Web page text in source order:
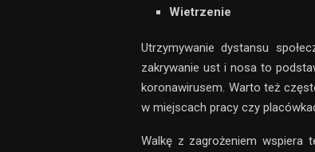
Wietrzenie
Utrzymywanie dystansu
zakrywanie ust i nosa to
koronawirusem. Warto też
w miejscach pracy czy
Walkę z zagrożeniem wspiera